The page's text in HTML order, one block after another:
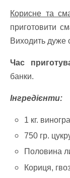
Корисне та
приготовити
Виходить дуже
Час
банки.
Інгредієнти:
1 кг.
750 гр.
Половина
Кориця,